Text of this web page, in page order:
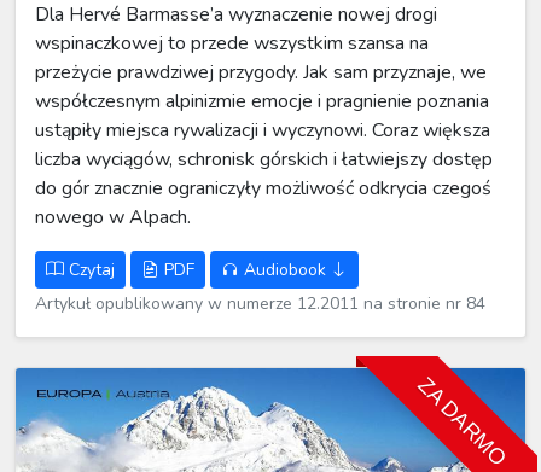
Dla Hervé Barmasse’a wyznaczenie nowej drogi
wspinaczkowej to przede wszystkim szansa na
przeżycie prawdziwej przygody. Jak sam przyznaje, we
współczesnym alpinizmie emocje i pragnienie poznania
ustąpiły miejsca rywalizacji i wyczynowi. Coraz większa
liczba wyciągów, schronisk górskich i łatwiejszy dostęp
do gór znacznie ograniczyły możliwość odkrycia czegoś
nowego w Alpach.
Czytaj PDF
Audiobook
Artykuł opublikowany w numerze 12.2011 na stronie nr 84
ZA DARMO